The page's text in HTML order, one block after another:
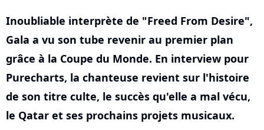
Inoubliable interprète de "Freed From Desire",
Gala a vu son tube revenir au premier plan
grâce à la Coupe du Monde. En interview pour
Purecharts, la chanteuse revient sur l'histoire
de son titre culte, le succès qu'elle a mal vécu,
le Qatar et ses prochains projets musicaux.